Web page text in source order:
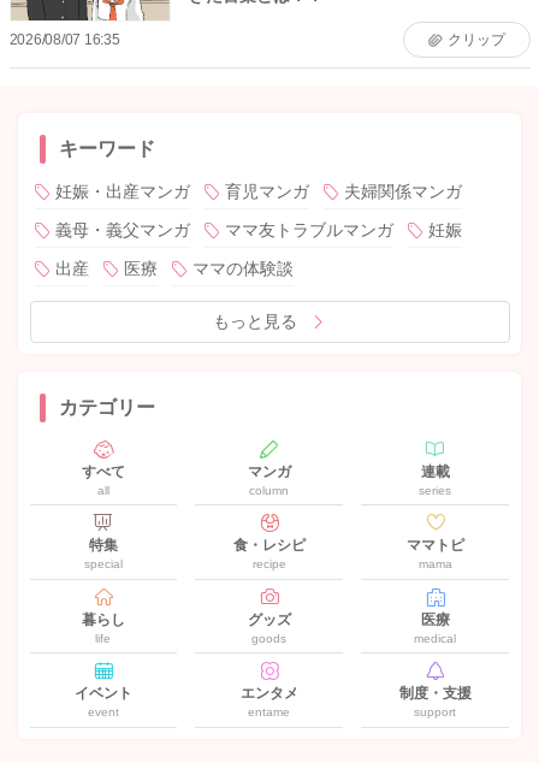
2026/08/07 16:35 クリップ
キーワード
妊娠・出産マンガ 育児マンガ
夫婦関係マンガ
義母・義父マンガ
ママ友トラブルマンガ
妊娠
出産
医療 ママの体験談
もっと見る
カテゴリー
すべて
all
マンガ
column
連載
series
特集
special
食・レシピ
recipe
ママトピ
mama
暮らし
life
グッズ
goods
医療
medical
イベント
event
エンタメ
entame
制度・支援
support